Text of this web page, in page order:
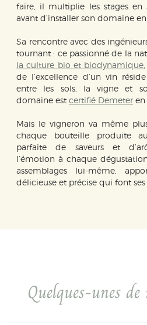
faire, il multiplie les stages en
avant d’installer son domaine en
Sa rencontre avec des
tournant : ce passionné de la
la culture bio et biodynamique
de l’excellence d’un vin
entre les sols, la vigne et
domaine est certifié Demeter en
Mais le vigneron va même
chaque bouteille produite
parfaite de saveurs et
l’émotion à chaque
assemblages lui-même,
délicieuse et précise qui font ses
Quelques-unes